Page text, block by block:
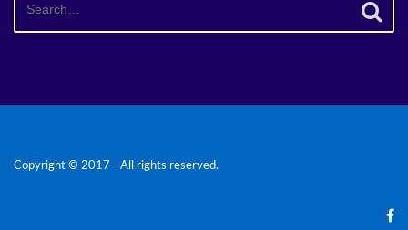
Search
Copyright © 2017 - All rights reserved.